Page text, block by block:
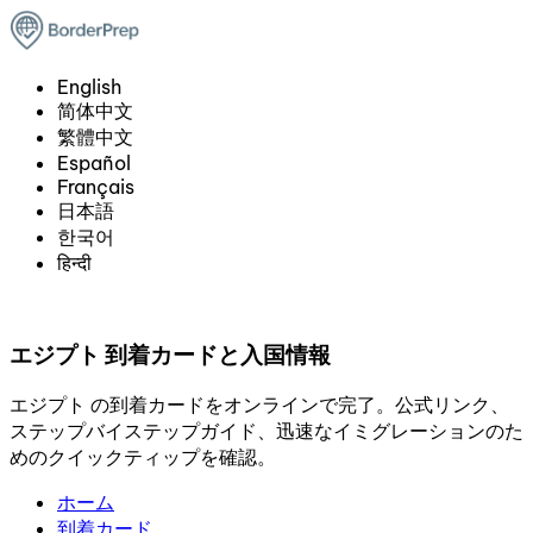
English
简体中文
繁體中文
Español
Français
日本語
한국어
हिन्दी
エジプト 到着カードと入国情報
エジプト の到着カードをオンラインで完了。公式リンク、
ステップバイステップガイド、迅速なイミグレーションのた
めのクイックティップを確認。
ホーム